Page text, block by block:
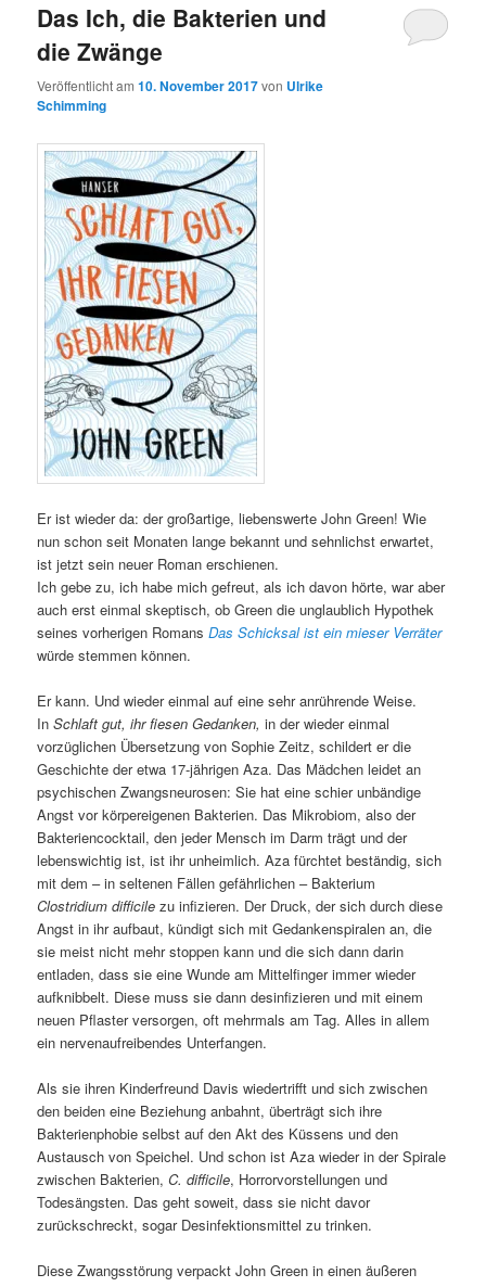
Das Ich, die Bakterien und
die Zwänge
Veröffentlicht am10. November 2017von Ulrike
Schimming
Er ist wieder da: der großartige, liebenswerte John Green! Wie
nun schon seit Monaten lange bekannt und sehnlichst erwartet,
ist jetzt sein neuer Roman erschienen.
Ich gebe zu, ich habe mich gefreut, als ich davon hörte, war aber
auch erst einmal skeptisch, ob Green die unglaublich Hypothek
seines vorherigen RomansDas Schicksal ist ein mieser Verräter
würde stemmen können.
Er kann. Und wieder einmal auf eine sehr anrührende Weise.
InSchlaft gut, ihr fiesen Gedanken, in der wieder einmal
vorzüglichen Übersetzung von Sophie Zeitz, schildert er die
Geschichte der etwa 17-jährigen Aza. Das Mädchen leidet an
psychischen Zwangsneurosen: Sie hat eine schier unbändige
Angst vor körpereigenen Bakterien. Das Mikrobiom, also der
Bakteriencocktail, den jeder Mensch im Darm trägt und der
lebenswichtig ist, ist ihr unheimlich. Aza fürchtet beständig, sich
mit dem – in seltenen Fällen gefährlichen – Bakterium
Clostridium difficile zu infizieren. Der Druck, der sich durch diese
Angst in ihr aufbaut, kündigt sich mit Gedankenspiralen an, die
sie meist nicht mehr stoppen kann und die sich dann darin
entladen, dass sie eine Wunde am Mittelfinger immer wieder
aufknibbelt. Diese muss sie dann desinfizieren und mit einem
neuen Pflaster versorgen, oft mehrmals am Tag. Alles in allem
ein nervenaufreibendes Unterfangen.
Als sie ihren Kinderfreund Davis wiedertrifft und sich zwischen
den beiden eine Beziehung anbahnt, überträgt sich ihre
Bakterienphobie selbst auf den Akt des Küssens und den
Austausch von Speichel. Und schon ist Aza wieder in der Spirale
zwischen Bakterien,C. difficile, Horrorvorstellungen und
Todesängsten. Das geht soweit, dass sie nicht davor
zurückschreckt, sogar Desinfektionsmittel zu trinken.
Diese Zwangsstörung verpackt John Green in einen äußeren